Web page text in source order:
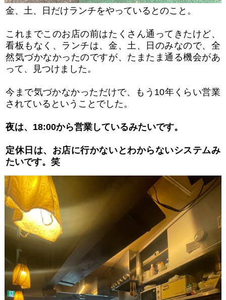
金、土、日だけランチをやっているとのこと。
これまでこのお店の前はたくさん通ってきたけど、
看板もなく、ランチは、金、土、日のみなので、全
然気づかなかったのですが、たまたま通る機会があ
って、見つけました。
今まで気づかなかっただけで、もう10年くらい営業
されているということでした。
夜は、18:00から営業しているみたいです。
定休日は、お店に行かないとわからないシステムみ
たいです。笑